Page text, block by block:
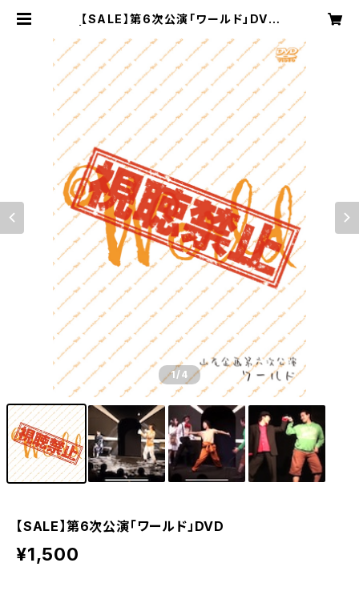
【SALE】第6次公演「ワールド」DVD
オ”
1/4
【SALE】第6次公演「ワールド」DVD
¥1,500